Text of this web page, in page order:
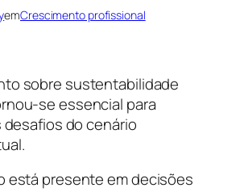
emCrescimento profissional
sobre sustentabilidade
se essencial para
do cenário
está presente em decisões